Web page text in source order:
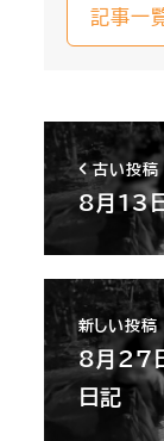
記事一
古い投稿
8月13
新しい投稿
8月27
日記